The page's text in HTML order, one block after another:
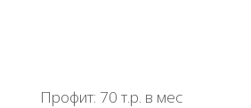
Профит: 70 т.р. в мес